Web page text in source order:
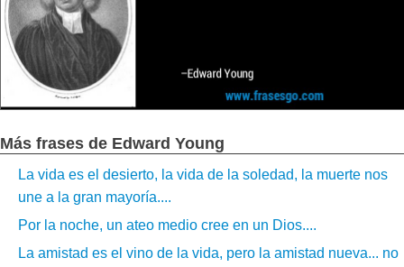
Más frases de Edward Young
La vida es el desierto, la vida de la soledad, la muerte nos
une a la gran mayoría....
Por la noche, un ateo medio cree en un Dios....
La amistad es el vino de la vida, pero la amistad nueva... no